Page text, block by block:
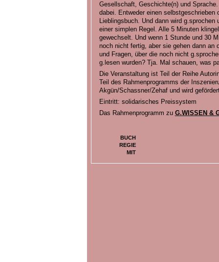
Gesellschaft, Geschichte(n) und
dabei. Entweder einen selbstgeschrieben
Lieblingsbuch. Und dann wird
einer simplen Regel. Alle 5 Minuten
gewechselt. Und wenn 1 Stunde und 30
noch nicht fertig, aber sie gehen dann an
und Fragen, über die noch nicht
g.lesen wurden? Tja. Mal schauen, was
Die Veranstaltung ist Teil der Reihe
Teil des Rahmenprogramms der
Akgün/Schassner/Zehaf und wird
Eintritt: solidarisches Preissystem
Das Rahmenprogramm zu G.WISSEN &
BUCH
REGIE
MIT